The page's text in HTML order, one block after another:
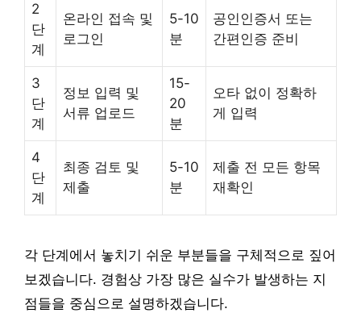
2
단
계
온라인 접속 및
로그인
5-10
분
공인인증서 또는
간편인증 준비
3
단
계
정보 입력 및
서류 업로드
15-
20
분
오타 없이 정확하
게 입력
4
단
계
최종 검토 및
제출
5-10
분
제출 전 모든 항목
재확인
각 단계에서 놓치기 쉬운 부분들을 구체적으로 짚어
보겠습니다. 경험상 가장 많은 실수가 발생하는 지
점들을 중심으로 설명하겠습니다.